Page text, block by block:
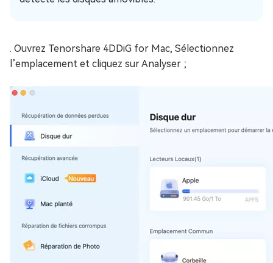
. Ouvrez Tenorshare 4DDiG for Mac, Sélectionnez
l’emplacement et cliquez sur Analyser ;